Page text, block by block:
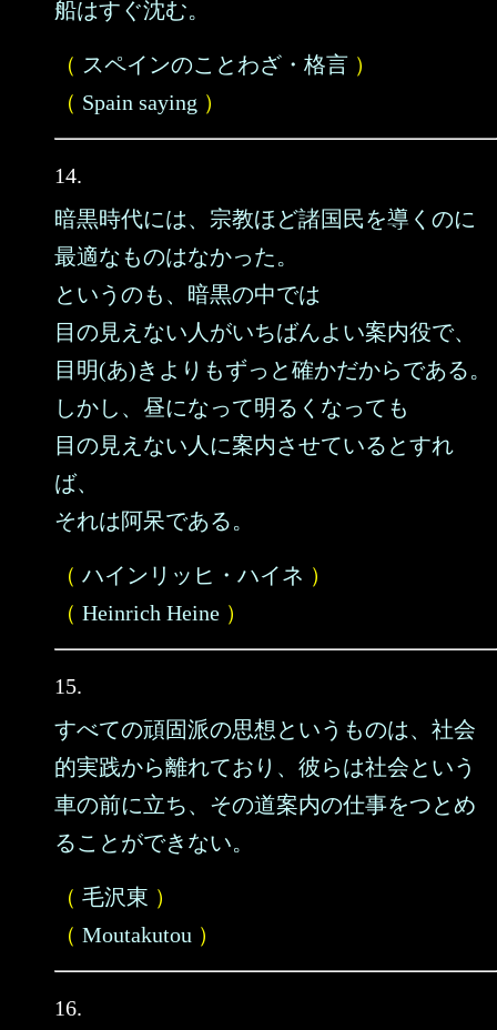
船はすぐ沈む。
（ スペインのことわざ・格言 ）
（ Spain saying ）
14.
暗黒時代には、宗教ほど諸国民を導くのに
最適なものはなかった。
というのも、暗黒の中では
目の見えない人がいちばんよい案内役で、
目明(あ)きよりもずっと確かだからである。
しかし、昼になって明るくなっても
目の見えない人に案内させているとすれ
ば、
それは阿呆である。
（ ハインリッヒ・ハイネ ）
（ Heinrich Heine ）
15.
すべての頑固派の思想というものは、社会
的実践から離れており、彼らは社会という
車の前に立ち、その道案内の仕事をつとめ
ることができない。
（ 毛沢東 ）
（ Moutakutou ）
16.